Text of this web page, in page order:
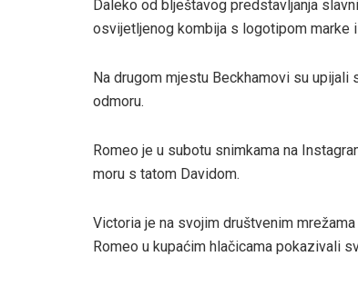
Daleko od blještavog predstavljanja
osvijetljenog kombija s logotipom marke
Na drugom mjestu Beckhamovi su
odmoru.
Romeo je u subotu snimkama na
moru s tatom Davidom.
Victoria je na svojim društvenim
Romeo u kupaćim hlačicama pokazivali